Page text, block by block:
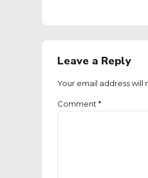
Leave a Reply
Your email address
Comment *